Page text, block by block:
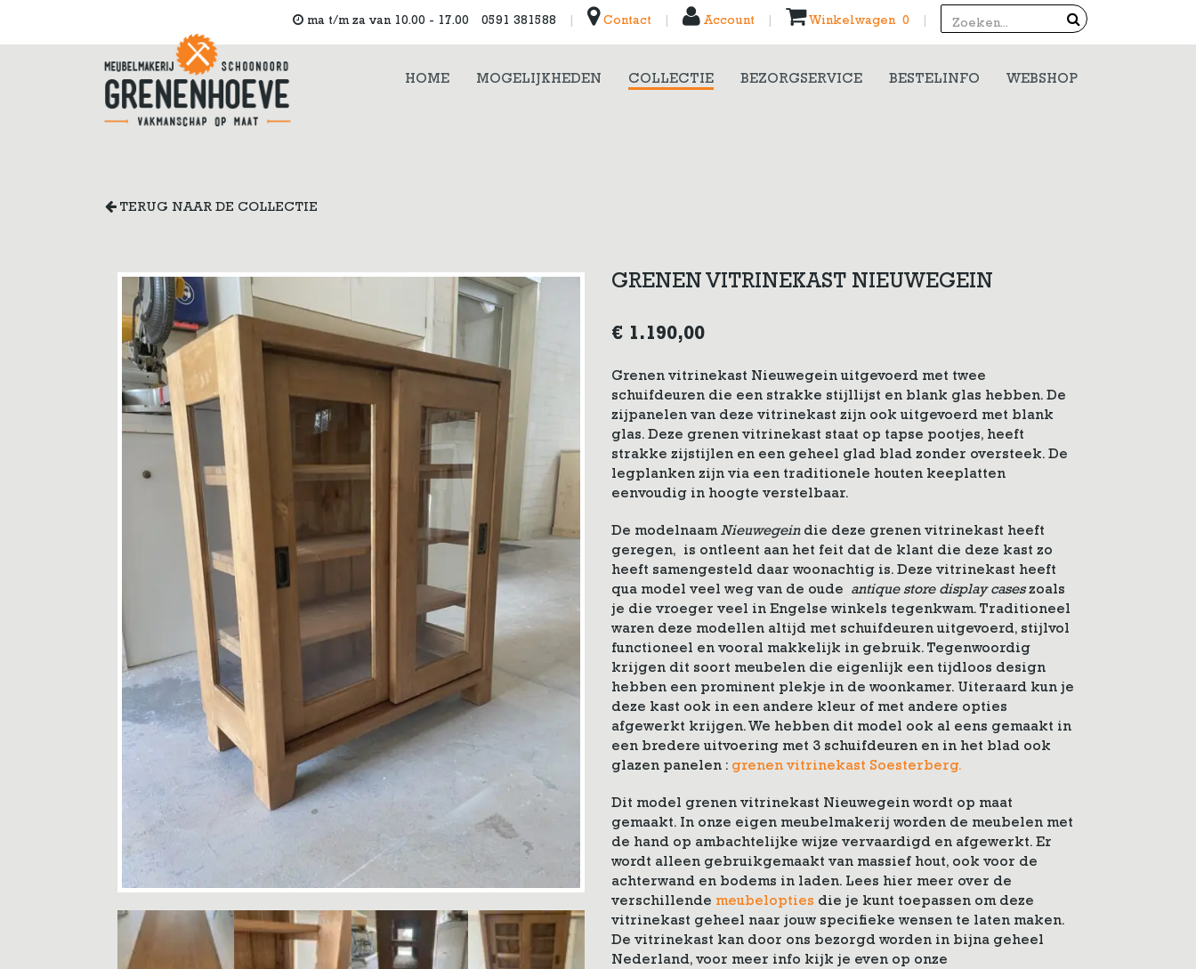
ma t/m za van 10.00 - 17.00 0591 381588 Contact Account Winkelwagen 0
HOME MOGELIJKHEDEN COLLECTIE BEZORGSERVICE BESTELINFO WEBSHOP
TERUG NAAR DE COLLECTIE
GRENEN VITRINEKAST NIEUWEGEIN
€ 1.190,00
Grenen vitrinekast Nieuwegein uitgevoerd met twee
schuifdeuren die een strakke stijllijst en blank glas hebben. De
zijpanelen van deze vitrinekast zijn ook uitgevoerd met blank
glas. Deze grenen vitrinekast staat op tapse pootjes, heeft
strakke zijstijlen en een geheel glad blad zonder oversteek. De
legplanken zijn via een traditionele houten keeplatten
eenvoudig in hoogte verstelbaar.
De modelnaamNieuwegeindie deze grenen vitrinekast heeft
geregen, is ontleent aan het feit dat de klant die deze kast zo
heeft samengesteld daar woonachtig is. Deze vitrinekast heeft
qua model veel weg van de oude antique store display caseszoals
je die vroeger veel in Engelse winkels tegenkwam. Traditioneel
waren deze modellen altijd met schuifdeuren uitgevoerd, stijlvol
functioneel en vooral makkelijk in gebruik. Tegenwoordig
krijgen dit soort meubelen die eigenlijk een tijdloos design
hebben een prominent plekje in de woonkamer. Uiteraard kun je
deze kast ook in een andere kleur of met andere opties
afgewerkt krijgen. We hebben dit model ook al eens gemaakt in
een bredere uitvoering met 3 schuifdeuren en in het blad ook
glazen panelen : grenen vitrinekast Soesterberg.
Dit model grenen vitrinekast Nieuwegein wordt op maat
gemaakt. In onze eigen meubelmakerij worden de meubelen met
de hand op ambachtelijke wijze vervaardigd en afgewerkt. Er
wordt alleen gebruikgemaakt van massief hout, ook voor de
achterwand en bodems in laden. Lees hier meer over de
verschillende meubelopties die je kunt toepassen om deze
vitrinekast geheel naar jouw specifieke wensen te laten maken.
De vitrinekast kan door ons bezorgd worden in bijna geheel
Nederland, voor meer info kijk je even op onze